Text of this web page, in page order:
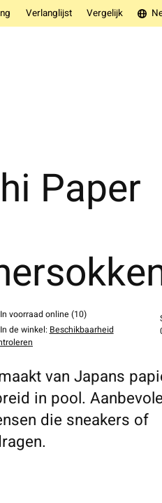
Verlanglijst Vergelijk
Paper
In voorraad online (10)
In de winkel: Beschikbaarheid
van Japans
in pool.
die sneakers of